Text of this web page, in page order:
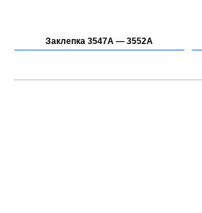
Заклепка 3547А — 3552А